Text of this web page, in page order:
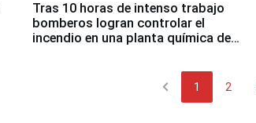
Tras 10 horas de intenso trabajo
bomberos logran controlar el
incendio en una planta química de
chevron_left 1 2